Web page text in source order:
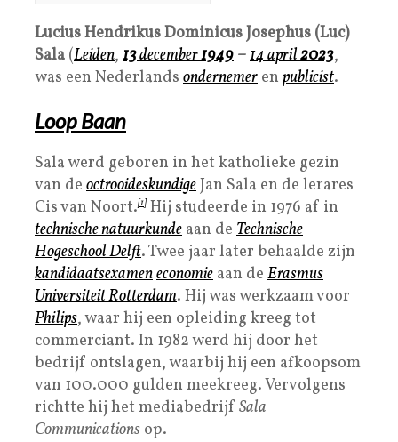
Lucius Hendrikus Dominicus Josephus (Luc)
Sala (Leiden, 13december1949 –14 april2023,
was een Nederlands ondernemer en publicist.
Loop Baan
Sala werd geboren in het katholieke gezin
van de octrooideskundigeJan Sala en de lerares
Cis van Noort.[1] Hij studeerde in 1976 af in
technische natuurkunde aan de Technische
Hogeschool Delft. Twee jaar later behaalde zijn
kandidaatsexameneconomie aan de Erasmus
Universiteit Rotterdam. Hij was werkzaam voor
Philips, waar hij een opleiding kreeg tot
commerciant. In 1982 werd hij door het
bedrijf ontslagen, waarbij hij een afkoopsom
van 100.000 gulden meekreeg. Vervolgens
richtte hij het mediabedrijf Sala
Communications op.